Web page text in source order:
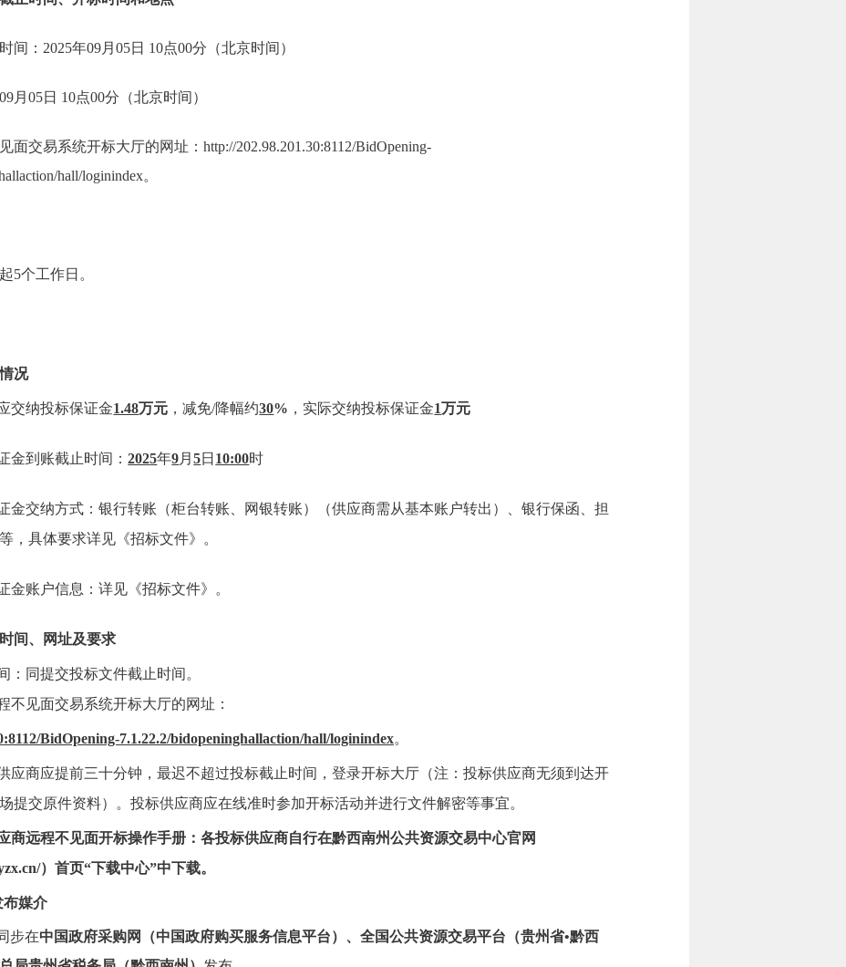
间：2025年09月05日 10点00分（北京时间）
月05日 10点00分（北京时间）
面交易系统开标大厅的网址：http://202.98.201.30:8112/BidOpening-
hall/loginindex。
5个工作日。
况
交纳投标保证金1.48万元 ，减免/降幅约30% ，实际交纳投标保证金1万元
金到账截止时间：2025年9月5日 10:00时
金交纳方式：银行转账（柜台转账、网银转账）（供应商需从基本账户转出）、银行保函、担
，具体要求详见《招标文件》。
金账户信息：详见《招标文件》。
间、网址及要求
：同提交投标文件截止时间。
不见面交易系统开标大厅的网址：
BidOpening-7.1.22.2/bidopeninghallaction/hall/loginindex。
应商应提前三十分钟，最迟不超过投标截止时间，登录开标大厅（注：投标供应商无须到达开
提交原件资料）。投标供应商应在线准时参加开标活动并进行文件解密等事宜。
商远程不见面开标操作手册：各投标供应商自行在黔西南州公共资源交易中心官网
）首页“下载中心”中下载。
布媒介
步在中国政府采购网 （中国政府购买服务信息平台） 、 全国公共资源交易平台（贵州省•黔西